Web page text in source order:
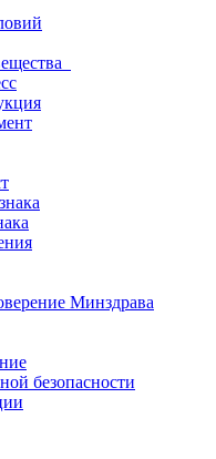
Минздрава
безопасности